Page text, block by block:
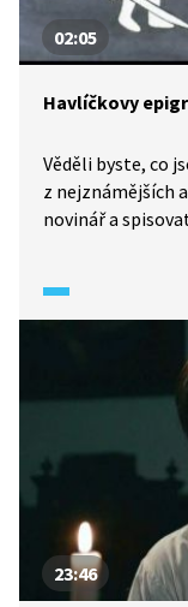
02:05
Havlíčkovy
Věděli byste, co
z nejznámějších
novinář a
nad tím, na co
23:46